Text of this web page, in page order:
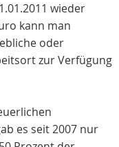
wieder
kann man
oder
zur Verfügung
es seit 2007 nur